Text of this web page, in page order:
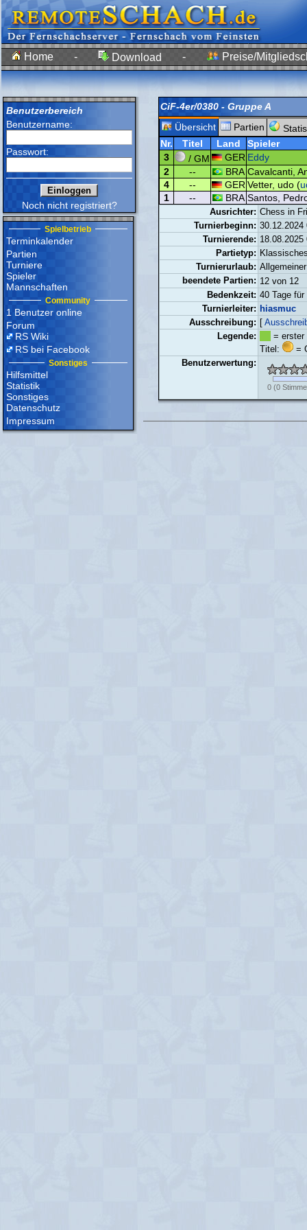
Home - Download - Preise/
Benutzerbereich
Benutzername:
Passwort:
Noch nicht registriert?
Spielbetrieb
Terminkalender
Partien
Turniere
Spieler
Mannschaften
Community
1 Benutzer online
Forum
RS Wiki
RS bei Facebook
Sonstiges
Hilfsmittel
Statistik
Sonstiges
Datenschutz
Impressum
CiF-4er/0380 - Gruppe A
Übersicht
Partien
Nr.
Titel Land
Spieler
3
/ GM GER Eddy
2
-- BRA Cavalcanti,
4
-- GER Vetter, udo (
1
-- BRA Santos,
Ausrichter: Chess in
Turnierbeginn: 30.12.2024
Turnierende: 18.08.2025
Partietyp:
Turnierurlaub:
beendete Partien: 12 von 12
Bedenkzeit: 40 Tage
Turnierleiter: hiasmuc
Ausschreibung: [
Legende:
=
Titel:
=
Benutzerwertung:
0 (0